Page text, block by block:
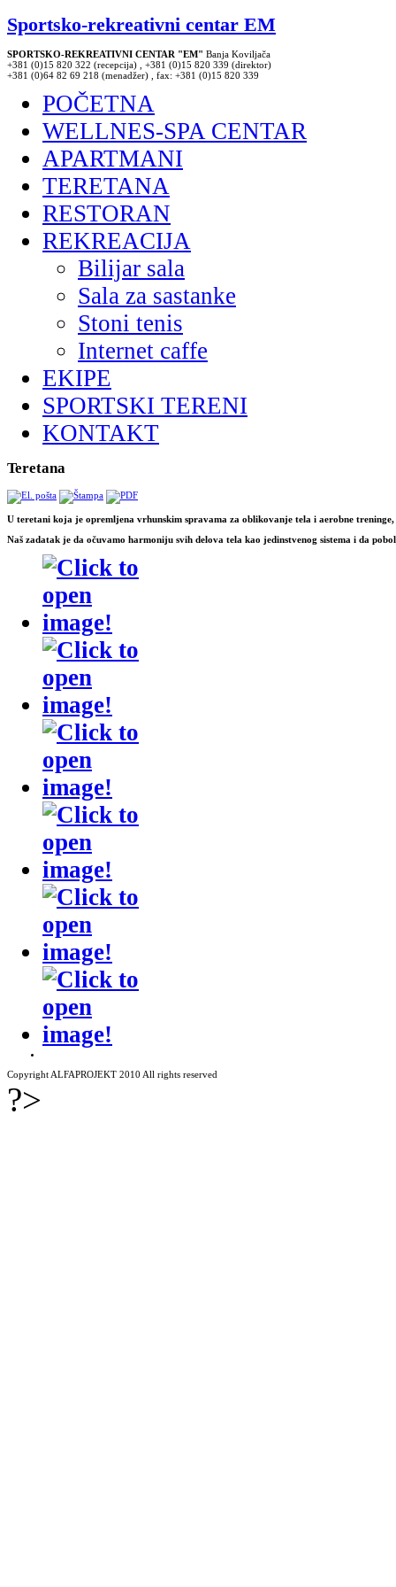
Sportsko-rekreativni centar EM
SPORTSKO-REKREATIVNI CENTAR "EM" Banja Koviljača
+381 (0)15 820 322 (recepcija) , +381 (0)15 820 339 (direktor)
+381 (0)64 82 69 218 (menadžer) , fax: +381 (0)15 820 339
POČETNA
WELLNES-SPA CENTAR
APARTMANI
TERETANA
RESTORAN
REKREACIJA
Bilijar sala
Sala za sastanke
Stoni tenis
Internet caffe
EKIPE
SPORTSKI TERENI
KONTAKT
Teretana
U teretani koja je opremljena vrhunskim spravama za oblikovanje tela i aerobne
Naš zadatak je da očuvamo harmoniju svih delova tela kao jedinstvenog sistema i da
Copyright ALFAPROJEKT 2010 All rights reserved
?>